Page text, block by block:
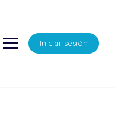
Iniciar sesión